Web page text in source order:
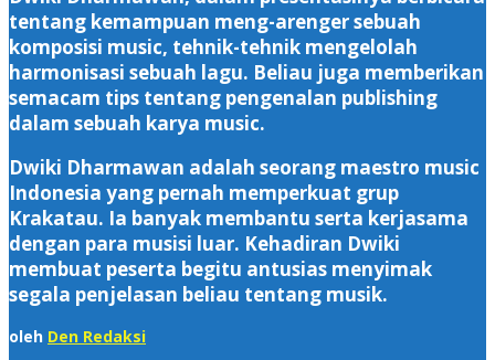
tentang kemampuan meng-arenger sebuah
komposisi music, tehnik-tehnik mengelolah
harmonisasi sebuah lagu. Beliau juga memberikan
semacam tips tentang pengenalan publishing
dalam sebuah karya music.
Dwiki Dharmawan adalah seorang maestro music
Indonesia yang pernah memperkuat grup
Krakatau. Ia banyak membantu serta kerjasama
dengan para musisi luar. Kehadiran Dwiki
membuat peserta begitu antusias menyimak
segala penjelasan beliau tentang musik.
oleh Den Redaksi